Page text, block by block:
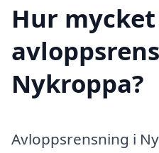
Hur
Nykroppa?
Avloppsrensning i